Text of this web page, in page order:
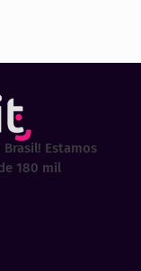
Estamos
180 mil